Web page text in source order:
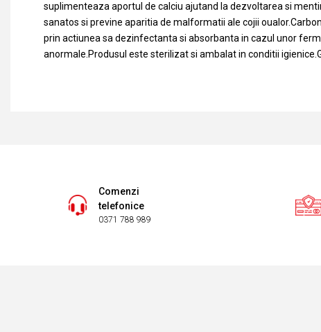
suplimenteaza aportul de calciu ajutand la dezvoltarea si
sanatos si previne aparitia de malformatii ale cojii
prin actiunea sa dezinfectanta si absorbanta in cazul unor
anormale.Produsul este sterilizat si ambalat in conditii
Comenzi
telefonice
0371 788 989